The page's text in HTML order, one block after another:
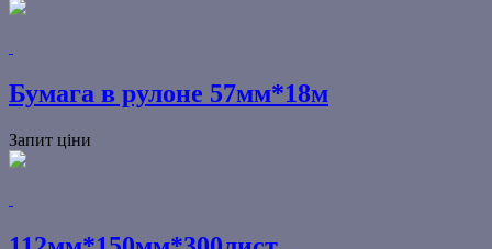
Бумага в рулоне 57мм*18м
Запит ціни